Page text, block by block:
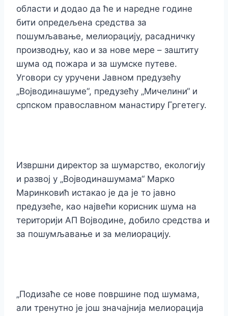
области и додао да ће и наредне године
бити опредељена средства за
пошумљавање, мелиорацију, расадничку
производњу, као и за нове мере – заштиту
шума од пожара и за шумске путеве.
Уговори су уручени Јавном предузећу
„Војводинашуме“, предузећу „Мичелини“ и
српском православном манастиру Гргетегу.
Извршни директор за шумарство, екологију
и развој у „Војводинашумама“ Марко
Маринковић истакао је да је то јавно
предузеће, као највећи корисник шума на
територији АП Војводине, добило средства и
за пошумљавање и за мелиорацију.
„Подизаће се нове површине под шумама,
али тренутно је још значајнија мелиорација